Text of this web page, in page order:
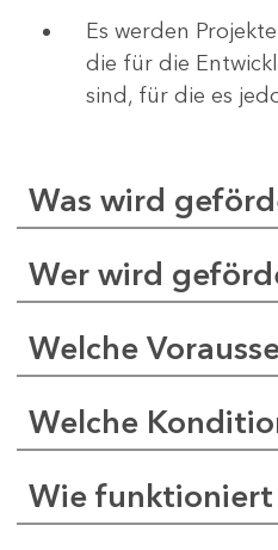
Es werden
die für die
sind, für die es
Was wird
Wer wird
Welche
Welche
Wie